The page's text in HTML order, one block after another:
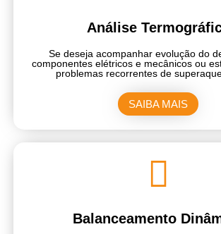
Análise
Se deseja acompanhar evolução do
componentes elétricos e mecânicos ou
problemas recorrentes de
SAIBA MAIS
Balanceamento